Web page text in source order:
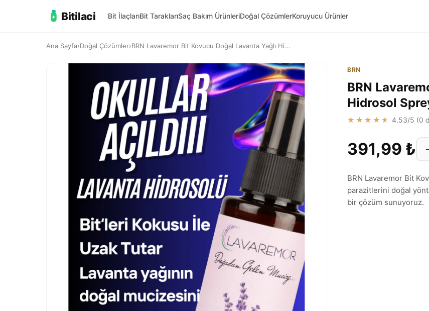
Bitilaci Bit İlaçlarıBit TaraklarıSaç Bakım ÜrünleriDoğal ÇözümlerKoruyucu Ürünler
Ana Sayfa›Doğal Çözümler›BRN Lavaremor Bit Kovucu Doğal Lavanta Yağlı Hi...
BRN
BRN
Hidrosol
★★★★★ 4.53/5 (0
391,99 ₺
BRN Lavaremor Bit
parazitlerini doğal
bir çözüm sunuyoruz.